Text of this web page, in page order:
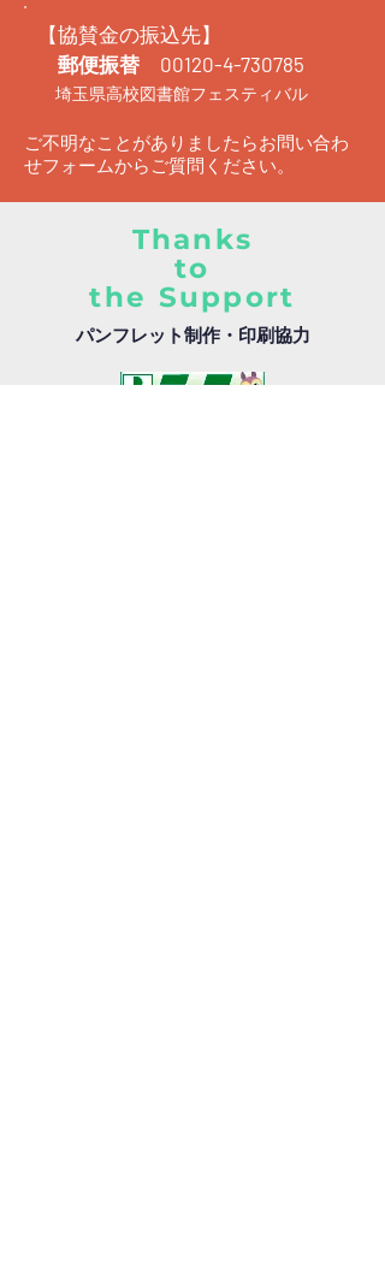
【協賛金の振込先】
郵便振替 00120-4-730785
埼玉県高校図書館フェスティバル
ご不明なことがありましたらお問い合わ
せフォームからご質問ください。
Thanks
to
the Support
パンフレット制作・印刷協力